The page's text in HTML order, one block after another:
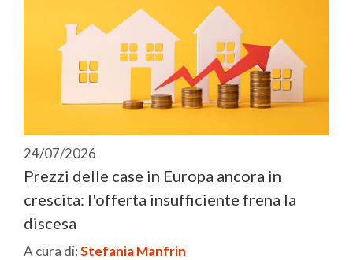
24/07/2026
Prezzi delle case in Europa ancora in
crescita: l'offerta insufficiente frena la
discesa
A cura di:Stefania Manfrin